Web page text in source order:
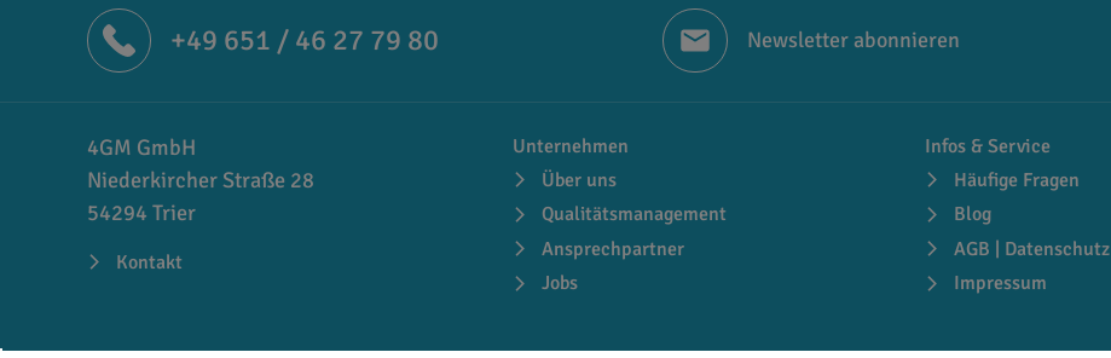
+49 651 / 46 27 79 80 Newsletter abonnieren
4GM GmbH
Niederkircher Straße 28
54294 Trier
Kontakt
Unternehmen
Über uns
Qualitätsmanagement
Ansprechpartner
Jobs
Infos & Service
Häufige Fragen
Blog
AGB | Datenschutz
Impressum